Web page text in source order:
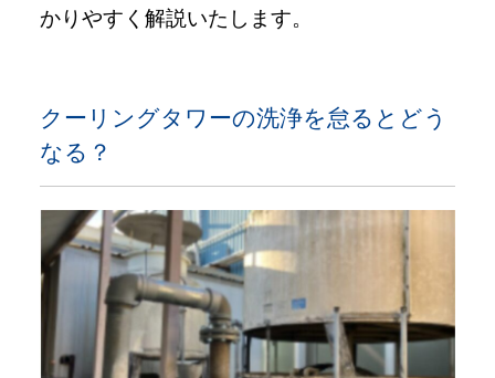
かりやすく解説いたします。
クーリングタワーの洗浄を怠るとどう
なる？